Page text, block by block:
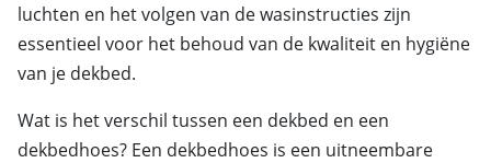
luchten en het volgen van de wasinstructies zijn
essentieel voor het behoud van de kwaliteit en hygiëne
van je dekbed.
Wat is het verschil tussen een dekbed en een
dekbedhoes? Een dekbedhoes is een uitneembare